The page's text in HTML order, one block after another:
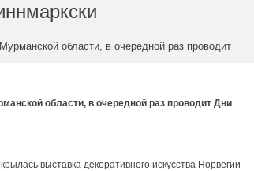
области, в очередной раз проводит
области, в очередной раз проводит Дни
выставка декоративного искусства Норвегии